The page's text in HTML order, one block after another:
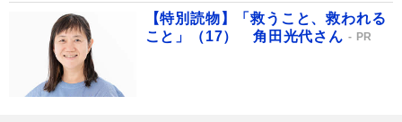
【特別読物】「救うこと、救われる
こと」（17） 角田光代さん
PR